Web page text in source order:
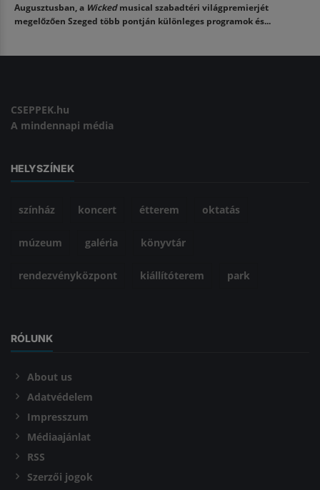
Augusztusban, a Wickedmusical szabadtéri világpremierjét
megelőzően Szeged több pontján különleges programok és...
CSEPPEK.hu
A mindennapi média
HELYSZÍNEK
színház koncert étterem oktatás
múzeum galéria könyvtár
rendezvényközpont kiállítóterem park
RÓLUNK
About us
Adatvédelem
Impresszum
Médiaajánlat
RSS
Szerzői jogok